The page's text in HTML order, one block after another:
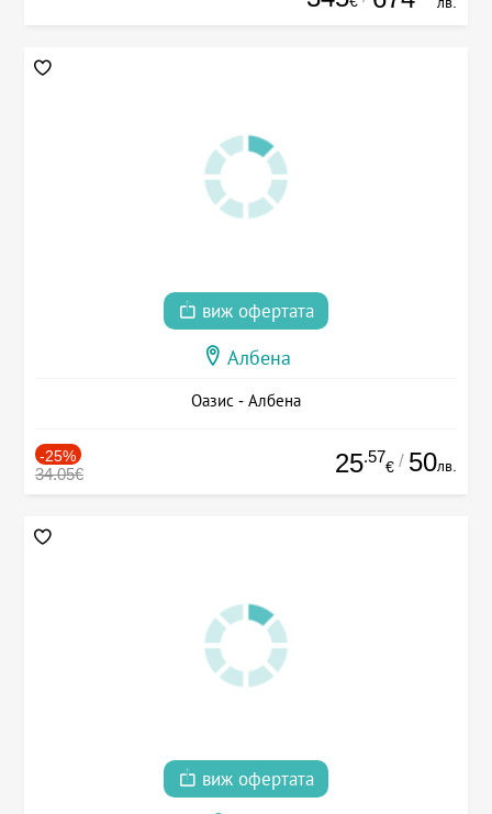
виж офертата
Албена
Оазис - Албена
-25%
34.05€ 25.57
€ / 50лв.
виж офертата